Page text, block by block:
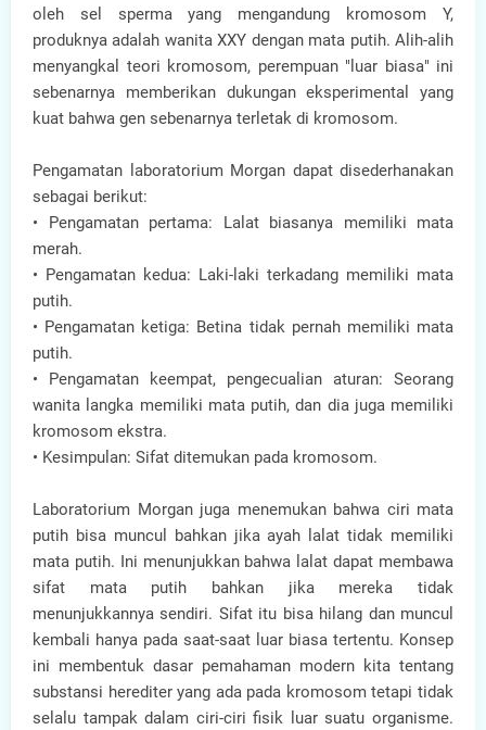
oleh sel sperma yang mengandung kromosom Y,
produknya adalah wanita XXY dengan mata putih. Alih-alih
menyangkal teori kromosom, perempuan "luar biasa" ini
sebenarnya memberikan dukungan eksperimental yang
kuat bahwa gen sebenarnya terletak di kromosom.
Pengamatan laboratorium Morgan dapat disederhanakan
sebagai berikut:
• Pengamatan pertama: Lalat biasanya memiliki mata
merah.
• Pengamatan kedua: Laki-laki terkadang memiliki mata
putih.
• Pengamatan ketiga: Betina tidak pernah memiliki mata
putih.
• Pengamatan keempat, pengecualian aturan: Seorang
wanita langka memiliki mata putih, dan dia juga memiliki
kromosom ekstra.
• Kesimpulan: Sifat ditemukan pada kromosom.
Laboratorium Morgan juga menemukan bahwa ciri mata
putih bisa muncul bahkan jika ayah lalat tidak memiliki
mata putih. Ini menunjukkan bahwa lalat dapat membawa
sifat mata putih bahkan jika mereka tidak
menunjukkannya sendiri. Sifat itu bisa hilang dan muncul
kembali hanya pada saat-saat luar biasa tertentu. Konsep
ini membentuk dasar pemahaman modern kita tentang
substansi herediter yang ada pada kromosom tetapi tidak
selalu tampak dalam ciri-ciri fisik luar suatu organisme.